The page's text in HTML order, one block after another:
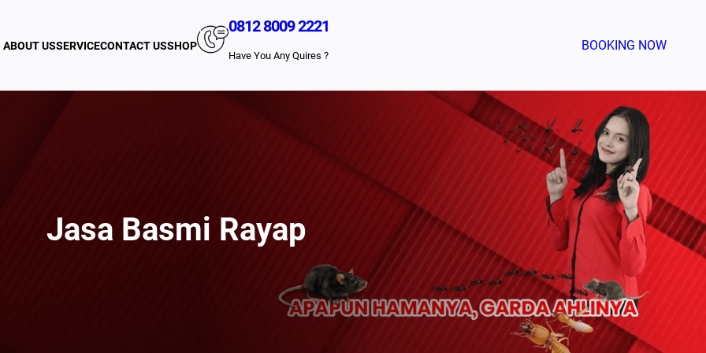
ABOUT USSERVICECONTACT USSHOP
0812 8009 2221
Have You Any Quires ?
BOOKING NOW
Jasa Basmi Rayap